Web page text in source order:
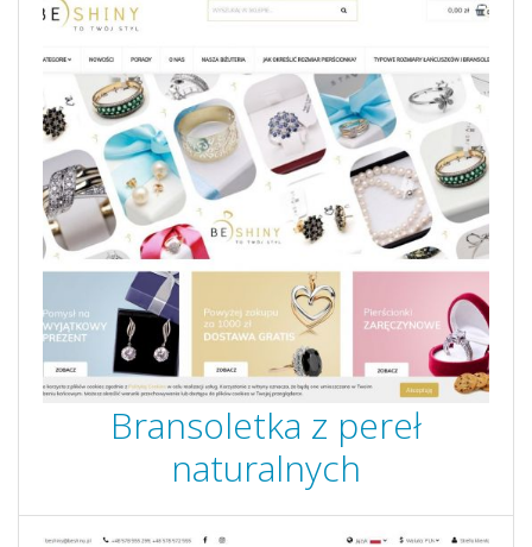
Bransoletka z pereł
naturalnych